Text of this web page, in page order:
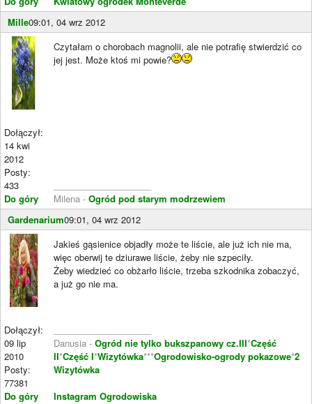
Mille09:01, 04 wrz 2012
Dołączył:
14 kwi
2012
Posty:
433
Do góry
Czytałam o chorobach magnolii, ale nie potrafię stwierdzić co
jej jest. Może ktoś mi powie?
Milena - Ogród pod starym modrzewiem
Gardenarium09:01, 04 wrz 2012
Dołączył:
09 lip
2010
Posty:
77381
Do góry
Jakieś gąsienice objadły może te liście, ale już ich nie ma,
więc oberwij te dziurawe liście, żeby nie szpeciły.
Żeby wiedzieć co obżarło liście, trzeba szkodnika zobaczyć,
a już go nie ma.
Danusia - Ogród nie tylko bukszpanowy cz.III*Część
II*Część I*Wizytówka***Ogrodowisko-ogrody pokazowe*2
Wizytówka
Instagram Ogrodowiska